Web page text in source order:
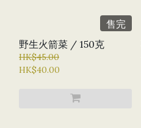
售完
野生火箭菜 / 150克
HK$45.00
HK$40.00